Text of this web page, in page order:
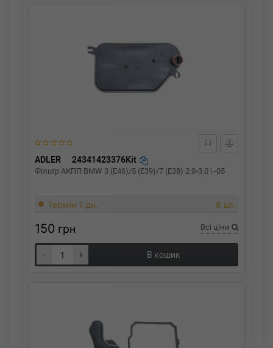
ADLER 24341423376Kit
Фільтр АКПП BMW 3 (E46)/5 (E39)/7 (E38) 2.0-3.0 i -05
Термін 1 дн. 8 шт.
150 грн Всі ціни
- + В кошик